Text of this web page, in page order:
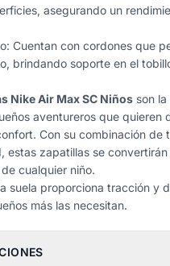
asegurando un
Cuentan con cordones que
brindando soporte en el
Nike Air Max SC Niños son
aventureros que quieren
Con su combinación de
estas zapatillas se
cualquier niño.
suela proporciona tracción y
más las necesitan.